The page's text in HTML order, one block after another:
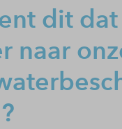
dit
naar